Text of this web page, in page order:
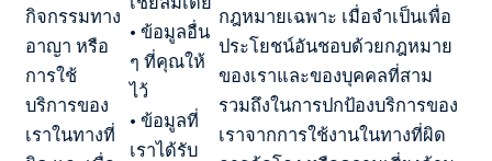
กิจกรรมทาง
อาญา หรือ
การใช้
บริการของ
เราในทางที่
• ข้อมูลอื่น
ๆ ที่คุณให้
ไว้
• ข้อมูลที่
เราได้รับ
กฎหมายเฉพาะ เมื่อจำเป็นเพื่อ
ประโยชน์อันชอบด้วยกฎหมาย
ของเราและของบุคคลที่สาม
รวมถึงในการปกป้องบริการของ
เราจากการใช้งานในทางที่ผิด